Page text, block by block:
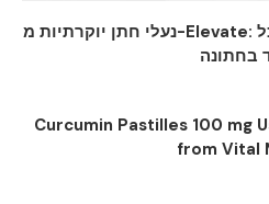
נעלי חתן יוקרתיות מ-Elevate: אלגנטיות, נוחות וביטחון לכל
בחתונה
Curcumin Pastilles 100 mg
from Vital